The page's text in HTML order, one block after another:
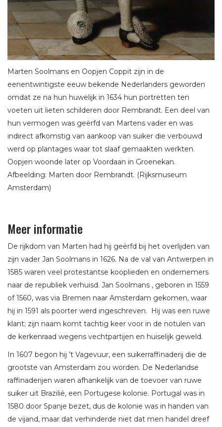
Marten Soolmans en Oopjen Coppit zijn in de
eenentwintigste eeuw bekende Nederlanders geworden
omdat ze na hun huwelijk in 1634 hun portretten ten
voeten uit lieten schilderen door Rembrandt. Een deel van
hun vermogen was geërfd van Martens vader en was
indirect afkomstig van aankoop van suiker die verbouwd
werd op plantages waar tot slaaf gemaakten werkten.
Oopjen woonde later op Voordaan in Groenekan.
Afbeelding: Marten door Rembrandt. (Rijksmuseum
Amsterdam)
Meer informatie
De rijkdom van Marten had hij geërfd bij het overlijden van
zijn vader Jan Soolmans in 1626. Na de val van Antwerpen in
1585 waren veel protestantse kooplieden en ondernemers
naar de republiek verhuisd. Jan Soolmans , geboren in 1559
of 1560, was via Bremen naar Amsterdam gekomen, waar
hij in 1591 als poorter werd ingeschreven. Hij was een ruwe
klant; zijn naam komt tachtig keer voor in de notulen van
de kerkenraad wegens vechtpartijen en huiselijk geweld.
In 1607 begon hij ’t Vagevuur, een suikerraffinaderij die de
grootste van Amsterdam zou worden. De Nederlandse
raffinaderijen waren afhankelijk van de toevoer van ruwe
suiker uit Brazilië, een Portugese kolonie. Portugal was in
1580 door Spanje bezet, dus de kolonie was in handen van
de vijand, maar dat verhinderde niet dat men handel dreef